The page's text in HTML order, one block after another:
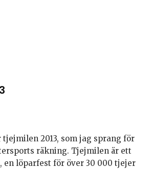
tjejmilen 2013, som jag sprang för
räkning. Tjejmilen är ett
löparfest för över 30 000 tjejer